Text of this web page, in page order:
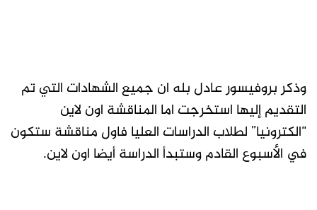
وذكر بروفيسور عادل بله ان جميع الشهادات التي تم
التقديم إليها استخرجت اما المناقشة اون لاين
“الكترونيا” لطلاب الدراسات العليا فاول مناقشة ستكون
في الأسبوع القادم وستبدأ الدراسة أيضا اون لاين.